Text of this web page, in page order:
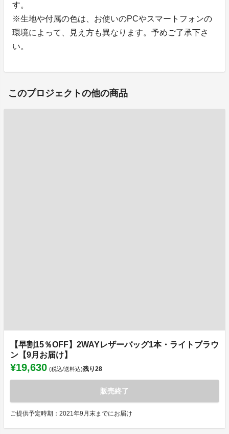
す。
※生地や付属の色は、お使いのPCやスマートフォンの
環境によって、見え方も異なります。予めご了承下さ
い。
このプロジェクトの他の商品
【早割15％OFF】2WAYレザーバッグ1本・ライトブラウ
ン【9月お届け】
¥19,630 (税込/送料込)残り28
販売終了
ご提供予定時期：2021年9月末までにお届け